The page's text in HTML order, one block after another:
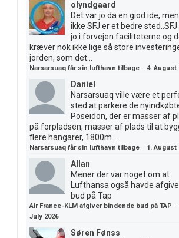
olyndgaard
Det var jo da en giod ide,
ikke SFJ er et bedre
jo i forvejen faciliteterne og
kræver nok ikke lige så store
jorden, som det...
Narsarsuaq får sin lufthavn tilbage · 4. August
Daniel
Narsarsuaq ville være et
sted at parkere de
Poseidon, der er masser af
på forpladsen, masser af plads til at
flere hangarer, 1800m...
Narsarsuaq får sin lufthavn tilbage · 1. August
Allan
Mener der var noget om at
Lufthansa også havde
bud på Tap
Air France-KLM afgiver bindende bud på TAP ·
July 2026
Søren Fønss